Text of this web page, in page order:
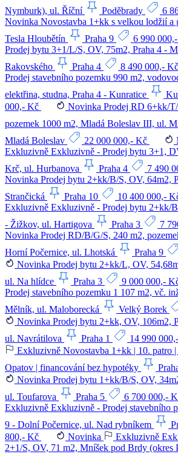
Nymburk), ul. Říční
Poděbrady
6
Novinka Novostavba 1+kk s velkou lodžií a
Tesla Hloubětín
Praha 9 6 990
Prodej bytu 3+1/L/S, OV, 75m2, Praha 4 -
Rakovského
Praha 4 8 490 000,- Kč
Prodej stavebního pozemku 990 m2,
elektřina, studna, Praha 4 - Kunratice
000,- Kč
Novinka Prodej RD 6+kk/
pozemek 1000 m2, Mladá Boleslav III, ul.
Mladá Boleslav
22 000 000,- Kč
Exkluzivně Exkluzivně - Prodej bytu 3+1,
Krč, ul. Hurbanova
Praha 4
7 490
Novinka Prodej bytu 2+kk/B/S, OV, 64m2,
Strančická
Praha 10 10 400 000,-
Exkluzivně Exkluzivně - Prodej bytu 2+kk/
- Žižkov, ul. Hartigova
Praha 3
7
Novinka Prodej RD/B/G/S, 240 m2,
Horní Počernice, ul. Lhotská
Praha 9
Novinka Prodej bytu 2+kk/L, OV,
ul. Na hlídce
Praha 3 9 000 000,-
Prodej stavebního pozemku 1 107 m2, vč.
Mělník, ul. Maloborecká
Velký Borek
Novinka Prodej bytu 2+kk, OV, 106m2,
ul. Navrátilova
Praha 1 14 990
Exkluzivně Novostavba 1+kk | 10. patro
Opatov | financování bez hypotéky
Novinka Prodej bytu 1+kk/B/S, OV,
ul. Toufarova
Praha 5 6 700 000,-
Exkluzivně Exkluzivně - Prodej stavebního
9 - Dolní Počernice, ul. Nad rybníkem
800,- Kč
Novinka Exkluzivně
2+1/S, OV, 71 m2, Mníšek pod Brdy (okres